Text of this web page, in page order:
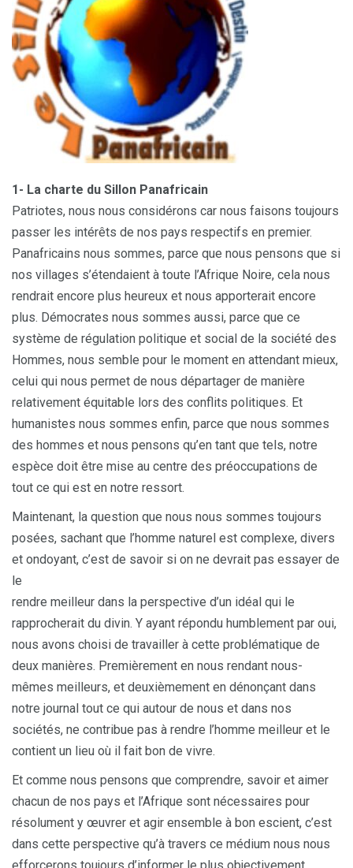
1- La charte du Sillon Panafricain
Patriotes, nous nous considérons car nous faisons toujours
passer les intérêts de nos pays respectifs en premier.
Panafricains nous sommes, parce que nous pensons que si
nos villages s’étendaient à toute l’Afrique Noire, cela nous
rendrait encore plus heureux et nous apporterait encore
plus. Démocrates nous sommes aussi, parce que ce
système de régulation politique et social de la société des
Hommes, nous semble pour le moment en attendant mieux,
celui qui nous permet de nous départager de manière
relativement équitable lors des conflits politiques. Et
humanistes nous sommes enfin, parce que nous sommes
des hommes et nous pensons qu’en tant que tels, notre
espèce doit être mise au centre des préoccupations de
tout ce qui est en notre ressort.
Maintenant, la question que nous nous sommes toujours
posées, sachant que l’homme naturel est complexe, divers
et ondoyant, c’est de savoir si on ne devrait pas essayer de
le
rendre meilleur dans la perspective d’un idéal qui le
rapprocherait du divin. Y ayant répondu humblement par oui,
nous avons choisi de travailler à cette problématique de
deux manières. Premièrement en nous rendant nous-
mêmes meilleurs, et deuxièmement en dénonçant dans
notre journal tout ce qui autour de nous et dans nos
sociétés, ne contribue pas à rendre l’homme meilleur et le
contient un lieu où il fait bon de vivre.
Et comme nous pensons que comprendre, savoir et aimer
chacun de nos pays et l’Afrique sont nécessaires pour
résolument y œuvrer et agir ensemble à bon escient, c’est
dans cette perspective qu’à travers ce médium nous nous
efforcerons toujours d’informer le plus objectivement